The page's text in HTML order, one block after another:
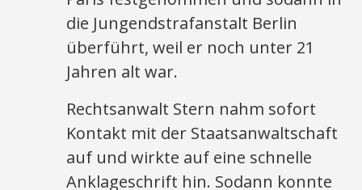
die Jungendstrafanstalt Berlin
überführt, weil er noch unter 21
Jahren alt war.
Rechtsanwalt Stern nahm sofort
Kontakt mit der Staatsanwaltschaft
auf und wirkte auf eine schnelle
Anklageschrift hin. Sodann konnte